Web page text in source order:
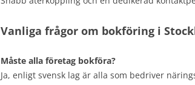
Vanliga frågor om bokföring i
Måste alla företag bokföra?
Ja, enligt svensk lag är alla som bedriver